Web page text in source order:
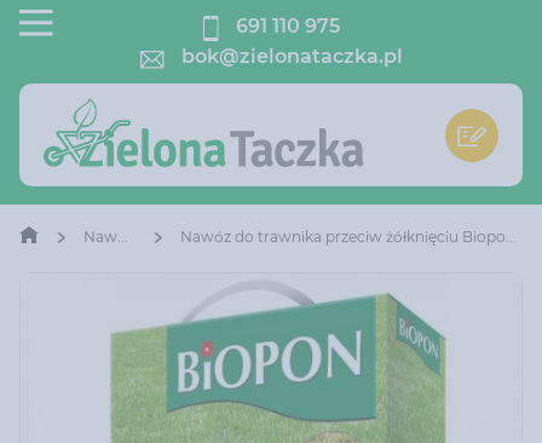
691 110 975
bok@zielonataczka.pl
Nawozy Nawóz do trawnika przeciw żółknięciu Biopon 5 kg